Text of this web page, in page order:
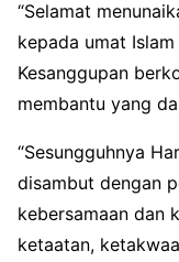
“Selamat
kepada umat
Kesanggupan
membantu yang
“Sesungguhnya
disambut dengan
kebersamaan dan
ketaatan,